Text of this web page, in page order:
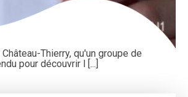
Thierry, qu'un groupe de
pour découvrir l [...]